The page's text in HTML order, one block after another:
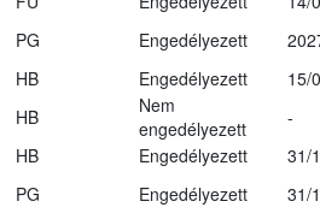
PG Engedélyezett
HB Engedélyezett
15/
HB
Nem
engedélyezett
-
HB Engedélyezett
31/
PG Engedélyezett
31/